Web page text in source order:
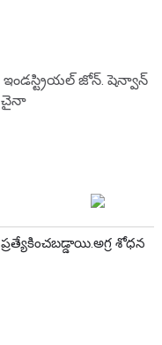
ఇండస్ట్రియల్ జోన్. షెన్వాన్
చైనా
అగ్ర శోధన